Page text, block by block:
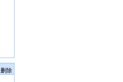
删除